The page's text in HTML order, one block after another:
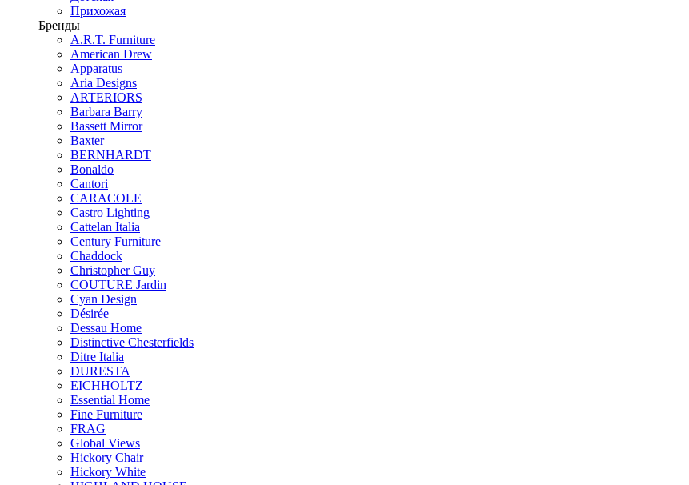
Прихожая
Бренды
A.R.T. Furniture
American Drew
Apparatus
Aria Designs
ARTERIORS
Barbara Barry
Bassett Mirror
Baxter
BERNHARDT
Bonaldo
Cantori
CARACOLE
Castro Lighting
Cattelan Italia
Century Furniture
Chaddock
Christopher Guy
COUTURE Jardin
Cyan Design
Désirée
Dessau Home
Distinctive Chesterfields
Ditre Italia
DURESTA
EICHHOLTZ
Essential Home
Fine Furniture
FRAG
Global Views
Hickory Chair
Hickory White